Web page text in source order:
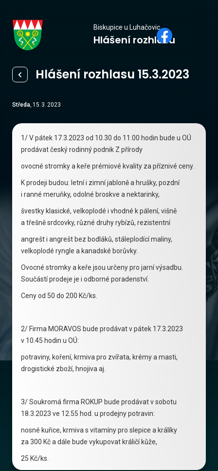
Biskupice
u Luhačovic
Biskupice u Luhačovic
Hlášení rozhlasu
Hlášení rozhlasu 15.3.2023
Středa, 15. 3. 2023
1/ V pátek 17.3.2023 od 10.30 do 11.00 hodin bude u OÚ
prodávat český rodinný podnik Z přírody
ovocné stromky a keře prémiové kvality za příznivé ceny.
K prodeji budou: letní i zimní jabloně a hrušky, pozdní
i ranné meruňky, odolné broskve a nektarinky,
švestky klasické, velkoplodé i vhodné k pálení, višně
a třešně srdcovky, různé druhy rybízů, rezistentní
angrešt i angrešt bez bodláků, stáleplodící maliny,
velkoplodé ryngle a kanadské borůvky.
Ovocné stromky a keře jsou určeny pro jarní výsadbu.
Součástí prodeje je i odborné poradenství.
Ceny od 50 do 200 Kč/ks.
2/ Firma MORAVOS bude prodávat v pátek 17.3.2023
v 10.45 hodin u OÚ:
potraviny, koření, krmiva pro zvířata, krémy a masti,
drogistické zboží, hnojiva aj.
3/ Soukromá firma ROKUP bude prodávat v sobotu
18.3.2023 ve 12.55 hod. u prodejny potravin:
nosné kuřice, krmiva s vitamíny pro slepice a králíky
za 300 Kč a dále bude vykupovat králičí kůže,
25 Kč/ks.